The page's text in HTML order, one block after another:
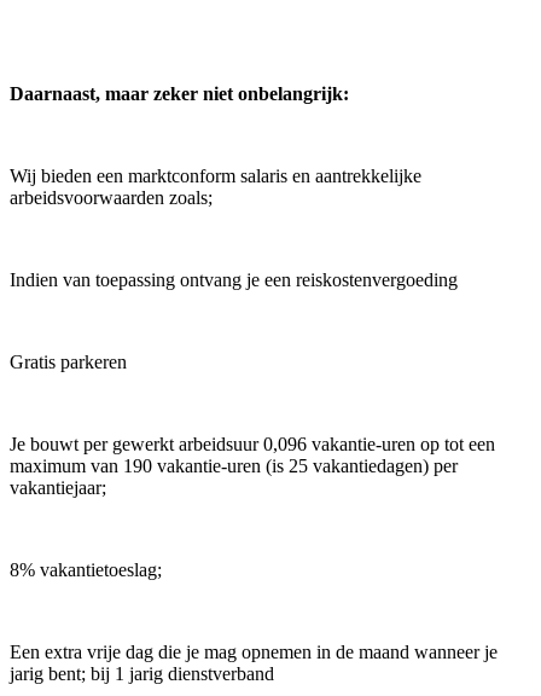
Daarnaast, maar zeker niet onbelangrijk:
Wij bieden een marktconform salaris en aantrekkelijke
arbeidsvoorwaarden zoals;
Indien van toepassing ontvang je een reiskostenvergoeding
Gratis parkeren
Je bouwt per gewerkt arbeidsuur 0,096 vakantie-uren op tot een
maximum van 190 vakantie-uren (is 25 vakantiedagen) per
vakantiejaar;
8% vakantietoeslag;
Een extra vrije dag die je mag opnemen in de maand wanneer je
jarig bent; bij 1 jarig dienstverband